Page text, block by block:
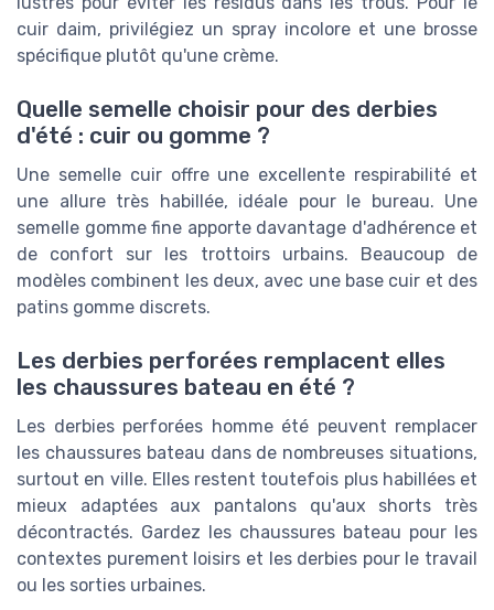
cuir daim, privilégiez un spray incolore et une brosse
spécifique plutôt qu'une crème.
Quelle semelle choisir pour des derbies
d'été : cuir ou gomme ?
Une semelle cuir offre une excellente respirabilité et
une allure très habillée, idéale pour le bureau. Une
semelle gomme fine apporte davantage d'adhérence et
de confort sur les trottoirs urbains. Beaucoup de
modèles combinent les deux, avec une base cuir et des
patins gomme discrets.
Les derbies perforées remplacent elles
les chaussures bateau en été ?
Les derbies perforées homme été peuvent remplacer
les chaussures bateau dans de nombreuses situations,
surtout en ville. Elles restent toutefois plus habillées et
mieux adaptées aux pantalons qu'aux shorts très
décontractés. Gardez les chaussures bateau pour les
contextes purement loisirs et les derbies pour le travail
ou les sorties urbaines.